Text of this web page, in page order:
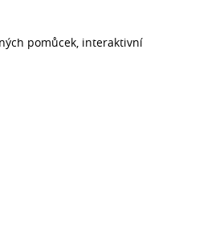
pomůcek, interaktivní